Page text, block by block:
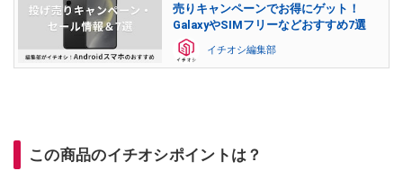
売りキャンペーンでお得にゲット！
GalaxyやSIMフリーなどおすすめ7選
イチオシ編集部
この商品のイチオシポイントは？